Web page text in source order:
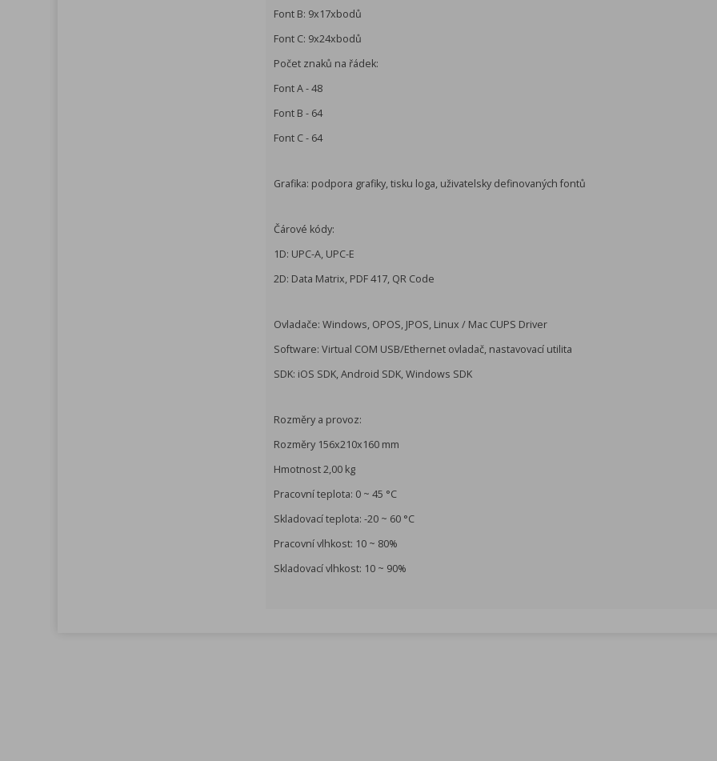
Font B: 9x17xbodů
Font C: 9x24xbodů
Počet znaků na řádek:
Font A - 48
Font B - 64
Font C - 64
Grafika: podpora grafiky, tisku loga, uživatelsky definovaných fontů
Čárové kódy:
1D: UPC-A, UPC-E
2D: Data Matrix, PDF 417, QR Code
Ovladače: Windows, OPOS, JPOS, Linux / Mac CUPS Driver
Software: Virtual COM USB/Ethernet ovladač, nastavovací utilita
SDK: iOS SDK, Android SDK, Windows SDK
Rozměry a provoz:
Rozměry 156x210x160 mm
Hmotnost 2,00 kg
Pracovní teplota: 0 ~ 45 °C
Skladovací teplota: -20 ~ 60 °C
Pracovní vlhkost: 10 ~ 80%
Skladovací vlhkost: 10 ~ 90%